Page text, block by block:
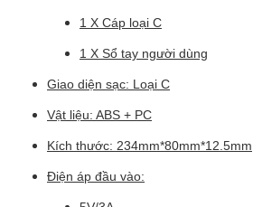
1 X Cáp loại C
1 X Sổ tay người dùng
Giao diện sạc: Loại C
Vật liệu: ABS + PC
Kích thước: 234mm*80mm*12.5mm
Điện áp đầu vào: